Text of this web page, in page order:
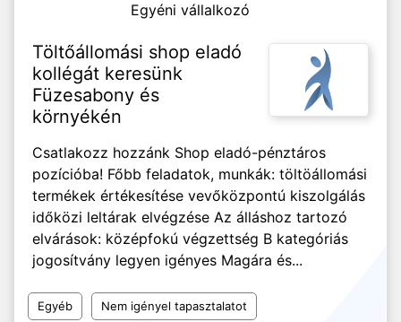
Egyéni vállalkozó
Töltőállomási shop eladó
kollégát keresünk
Füzesabony és
környékén
Csatlakozz hozzánk Shop eladó-pénztáros
pozícióba! Főbb feladatok, munkák: töltöállomási
termékek értékesítése vevőközpontú kiszolgálás
időközi leltárak elvégzése Az álláshoz tartozó
elvárások: középfokú végzettség B kategóriás
jogosítvány legyen igényes Magára és...
Egyéb Nem igényel tapasztalatot